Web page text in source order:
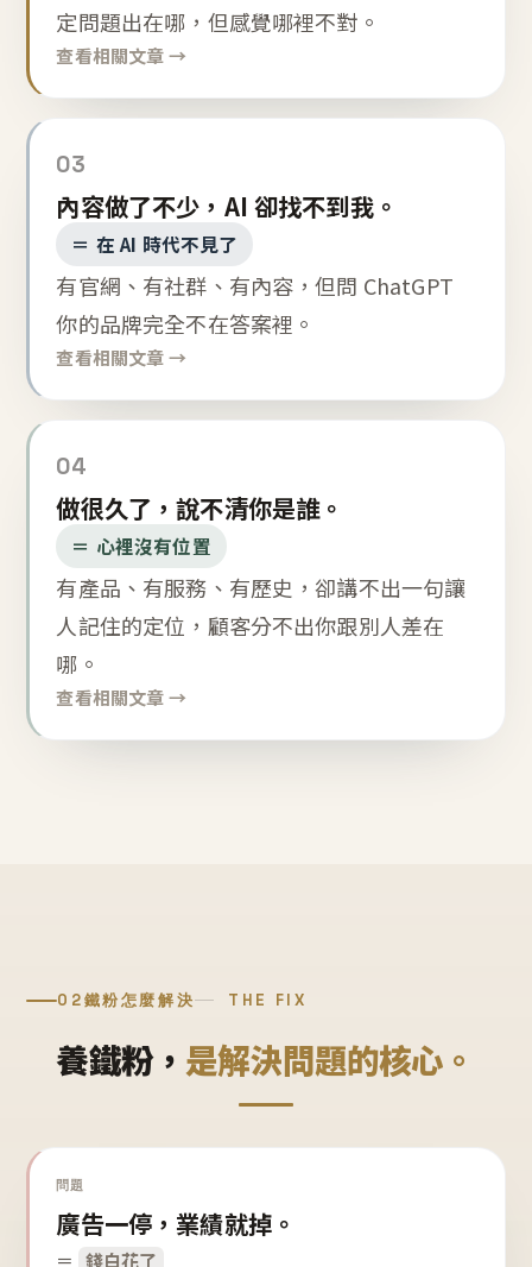
定問題出在哪，但感覺哪裡不對。
查看相關文章 →
03
內容做了不少，AI 卻找不到我。
＝ 在 AI 時代不見了
有官網、有社群、有內容，但問 ChatGPT
你的品牌完全不在答案裡。
查看相關文章 →
04
做很久了，說不清你是誰。
＝ 心裡沒有位置
有產品、有服務、有歷史，卻講不出一句讓
人記住的定位，顧客分不出你跟別人差在
哪。
查看相關文章 →
02鐵粉怎麼解決 THE FIX
養鐵粉， 是解決問題的核心。
問題
廣告一停，業績就掉。
＝ 錢白花了